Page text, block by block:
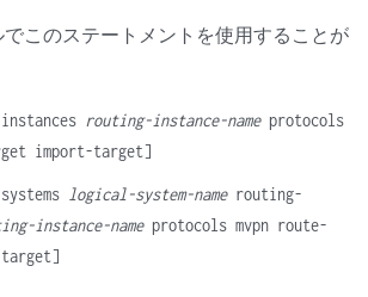
このステートメントを使用することが
routing-instance-nameprotocols
import-target]
logical-system-namerouting-
instance-nameprotocols mvpn route-